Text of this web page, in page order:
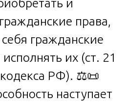
и
права,
гражданские
их (ст. 21
кодекса РФ). ⚖️📜
наступает